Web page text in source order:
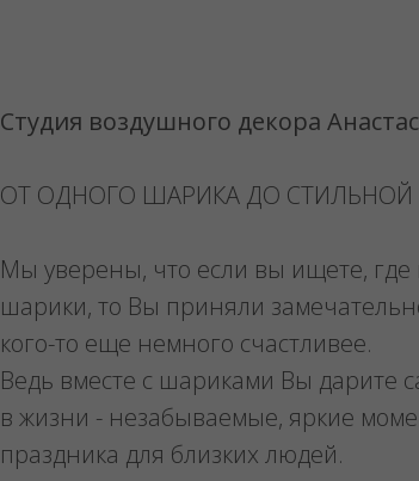
Студия воздушного декора
ОТ ОДНОГО ШАРИКА ДО
Мы уверены, что если вы ищете, где
шарики, то Вы приняли
кого-то еще немного счастливее.
Ведь вместе с шариками Вы дарите
в жизни - незабываемые, яркие
праздника для близких людей.